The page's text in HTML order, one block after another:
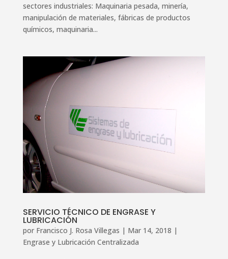
sectores industriales: Maquinaria pesada, minería,
manipulación de materiales, fábricas de productos
químicos, maquinaria...
SERVICIO TÉCNICO DE ENGRASE Y
LUBRICACIÓN
por Francisco J. Rosa Villegas | Mar 14, 2018 |
Engrase y Lubricación Centralizada